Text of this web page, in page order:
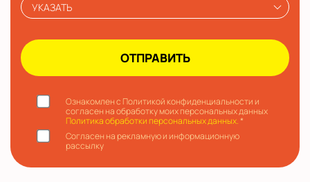
УКАЗАТЬ
Ознакомлен с Политикой конфиденциальности и
согласен на обработку моих персональных данных
Политика обработки персональных данных.*
Согласен на рекламную и информационную
рассылку